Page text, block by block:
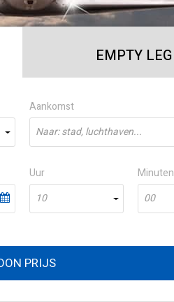
EMPTY LEG
Aankomst
Naar: stad, luchthaven...
Uur
10
Minuten
00
PRIJS